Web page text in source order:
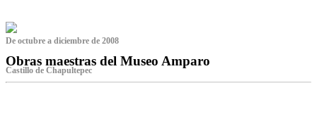
De octubre a diciembre de 2008
Obras maestras del Museo Amparo
Castillo de Chapultepec